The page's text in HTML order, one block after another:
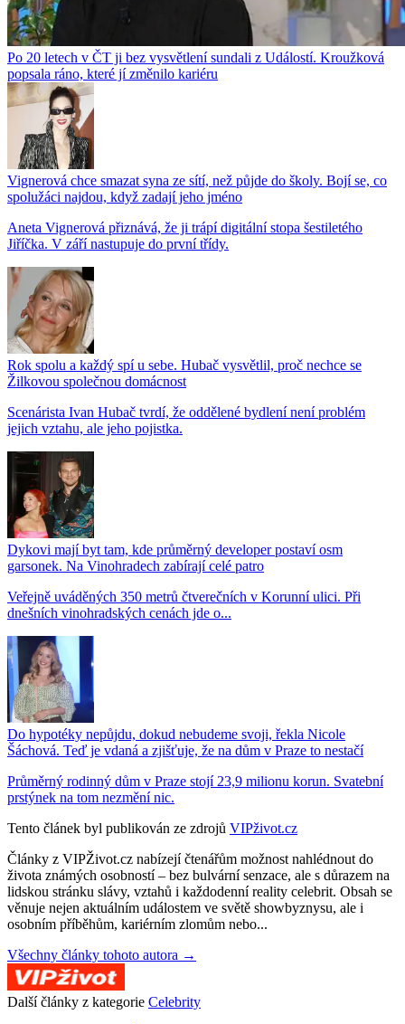
Po 20 letech v ČT ji bez vysvětlení sundali z Událostí. Kroužková
popsala ráno, které jí změnilo kariéru
Vignerová chce smazat syna ze sítí, než půjde do školy. Bojí se, co
spolužáci najdou, když zadají jeho jméno
Aneta Vignerová přiznává, že ji trápí digitální stopa šestiletého
Jiříčka. V září nastupuje do první třídy.
Rok spolu a každý spí u sebe. Hubač vysvětlil, proč nechce se
Žilkovou společnou domácnost
Scenárista Ivan Hubač tvrdí, že oddělené bydlení není problém
jejich vztahu, ale jeho pojistka.
Dykovi mají byt tam, kde průměrný developer postaví osm
garsonek. Na Vinohradech zabírají celé patro
Veřejně uváděných 350 metrů čtverečních v Korunní ulici. Při
dnešních vinohradských cenách jde o...
Do hypotéky nepůjdu, dokud nebudeme svoji, řekla Nicole
Šáchová. Teď je vdaná a zjišťuje, že na dům v Praze to nestačí
Průměrný rodinný dům v Praze stojí 23,9 milionu korun. Svatební
prstýnek na tom nezmění nic.
Tento článek byl publikován ze zdrojů VIPživot.cz
Články z VIPŽivot.cz nabízejí čtenářům možnost nahlédnout do
života známých osobností – bez bulvární senzace, ale s důrazem na
lidskou stránku slávy, vztahů i každodenní reality celebrit. Obsah se
věnuje nejen aktuálním událostem ve světě showbyznysu, ale i
osobním příběhům, kariérním zlomům nebo...
Všechny články tohoto autora →
Další články z kategorie Celebrity